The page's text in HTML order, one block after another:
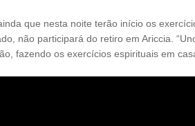
que nesta noite terão início os
não participará do retiro em Ariccia.
fazendo os exercícios espirituais em